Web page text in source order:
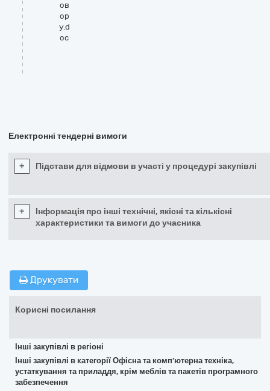
ов
ор
у.d
oc
Електронні тендерні вимоги
+ Підстави для відмови в участі у процедурі закупівлі
+
Інформація про інші технічні, якісні та кількісні
характеристики та вимоги до учасника
Друкувати
Корисні посилання
Інші закупівлі в регіоні
Інші закупівлі в категорії Офісна та комп’ютерна техніка,
устаткування та приладдя, крім меблів та пакетів програмного
забезпечення